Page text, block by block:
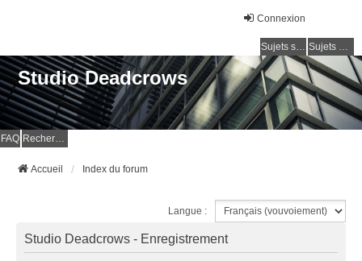
Connexion
Sujets sans réponse Sujets actifs
Studio Deadcrows
FAQ Rechercher
Accueil Index du forum
Langue :
Studio Deadcrows - Enregistrement